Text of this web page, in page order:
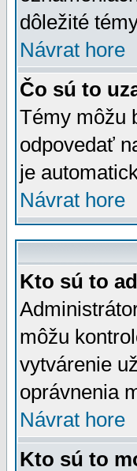
dôležité
Návrat hore
Čo sú to
Témy môžu
odpovedať
je
Návrat hore
Kto sú to
môžu
vytvárenie
oprávnenia
Návrat hore
Kto sú to